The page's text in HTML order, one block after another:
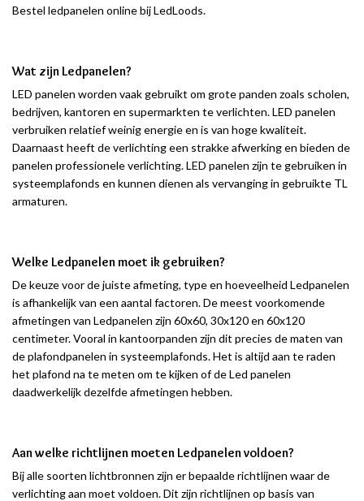
Bestel ledpanelen online bij LedLoods.
Wat zijn Ledpanelen?
LED panelen worden vaak gebruikt om grote panden zoals scholen,
bedrijven, kantoren en supermarkten te verlichten. LED panelen
verbruiken relatief weinig energie en is van hoge kwaliteit.
Daarnaast heeft de verlichting een strakke afwerking en bieden de
panelen professionele verlichting. LED panelen zijn te gebruiken in
systeemplafonds en kunnen dienen als vervanging in gebruikte TL
armaturen.
Welke Ledpanelen moet ik gebruiken?
De keuze voor de juiste afmeting, type en hoeveelheid Ledpanelen
is afhankelijk van een aantal factoren. De meest voorkomende
afmetingen van Ledpanelen zijn 60x60, 30x120 en 60x120
centimeter. Vooral in kantoorpanden zijn dit precies de maten van
de plafondpanelen in systeemplafonds. Het is altijd aan te raden
het plafond na te meten om te kijken of de Led panelen
daadwerkelijk dezelfde afmetingen hebben.
Aan welke richtlijnen moeten Ledpanelen voldoen?
Bij alle soorten lichtbronnen zijn er bepaalde richtlijnen waar de
verlichting aan moet voldoen. Dit zijn richtlijnen op basis van